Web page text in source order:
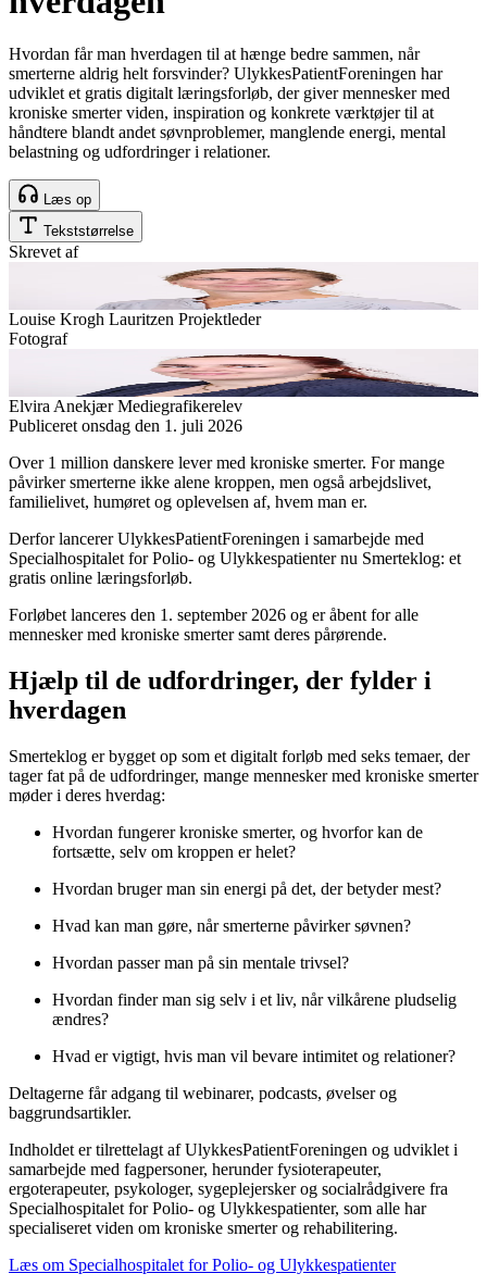
Hvordan får man hverdagen til at hænge bedre sammen, når
smerterne aldrig helt forsvinder? UlykkesPatientForeningen har
udviklet et gratis digitalt læringsforløb, der giver mennesker med
kroniske smerter viden, inspiration og konkrete værktøjer til at
håndtere blandt andet søvnproblemer, manglende energi, mental
belastning og udfordringer i relationer.
Læs op
Tekststørrelse
Skrevet af
Louise Krogh Lauritzen Projektleder
Fotograf
Elvira Anekjær Mediegrafikerelev
Publiceret onsdag den 1. juli 2026
Over 1 million danskere lever med kroniske smerter. For mange
påvirker smerterne ikke alene kroppen, men også arbejdslivet,
familielivet, humøret og oplevelsen af, hvem man er.
Derfor lancerer UlykkesPatientForeningen i samarbejde med
Specialhospitalet for Polio- og Ulykkespatienter nu Smerteklog: et
gratis online læringsforløb.
Forløbet lanceres den 1. september 2026 og er åbent for alle
mennesker med kroniske smerter samt deres pårørende.
Hjælp til de udfordringer, der fylder i
hverdagen
Smerteklog er bygget op som et digitalt forløb med seks temaer, der
tager fat på de udfordringer, mange mennesker med kroniske smerter
møder i deres hverdag:
Hvordan fungerer kroniske smerter, og hvorfor kan de
fortsætte, selv om kroppen er helet?
Hvordan bruger man sin energi på det, der betyder mest?
Hvad kan man gøre, når smerterne påvirker søvnen?
Hvordan passer man på sin mentale trivsel?
Hvordan finder man sig selv i et liv, når vilkårene pludselig
ændres?
Hvad er vigtigt, hvis man vil bevare intimitet og relationer?
Deltagerne får adgang til webinarer, podcasts, øvelser og
baggrundsartikler.
Indholdet er tilrettelagt af UlykkesPatientForeningen og udviklet i
samarbejde med fagpersoner, herunder fysioterapeuter,
ergoterapeuter, psykologer, sygeplejersker og socialrådgivere fra
Specialhospitalet for Polio- og Ulykkespatienter, som alle har
specialiseret viden om kroniske smerter og rehabilitering.
Læs om Specialhospitalet for Polio- og Ulykkespatienter